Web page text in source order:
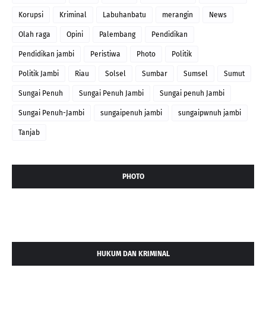
Korupsi Kriminal Labuhanbatu merangin News
Olah raga Opini Palembang Pendidikan
Pendidikan jambi Peristiwa Photo Politik
Politik Jambi Riau Solsel Sumbar Sumsel Sumut
Sungai Penuh Sungai Penuh Jambi Sungai penuh Jambi
Sungai Penuh-Jambi sungaipenuh jambi sungaipwnuh jambi
Tanjab
PHOTO
HUKUM DAN KRIMINAL